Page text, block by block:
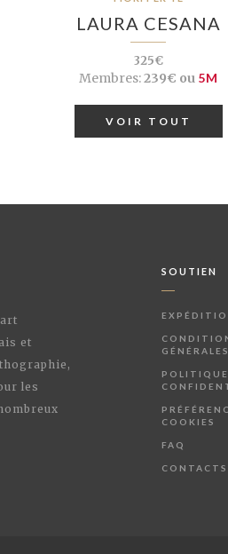
LAURA CESANA
325€
Membres:239€ ou 5M
VOIR TOUT
et
les
SOUTIEN
POLITIQUE
COOKIES
FAQ
CONTACTS